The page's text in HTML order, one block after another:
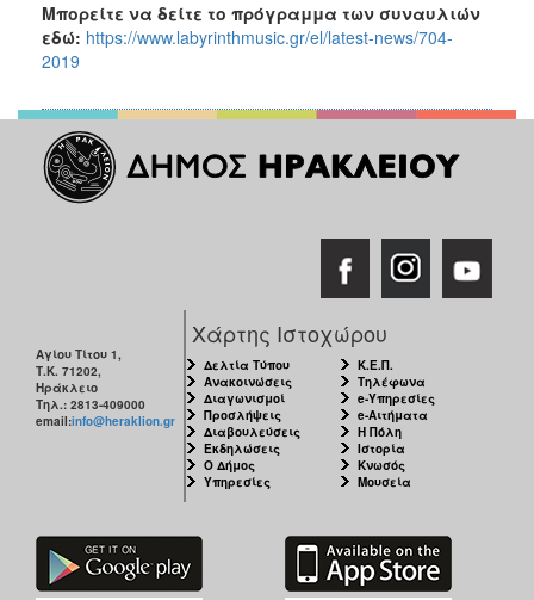
Μπορείτε να δείτε το πρόγραμμα των συναυλιών
εδώ: https://www.labyrinthmusic.gr/el/latest-news/704-
2019
Αγίου Τίτου 1,
Τ.Κ. 71202,
Ηράκλειο
Τηλ.: 2813-409000
email:info@heraklion.gr
Χάρτης Ιστοχώρου
Δελτία Τύπου
Ανακοινώσεις
Διαγωνισμοί
Προσλήψεις
Διαβουλεύσεις
Εκδηλώσεις
Ο Δήμος
Υπηρεσίες
Κ.Ε.Π.
Τηλέφωνα
e-Υπηρεσίες
e-Αιτήματα
Η Πόλη
Ιστορία
Κνωσός
Μουσεία